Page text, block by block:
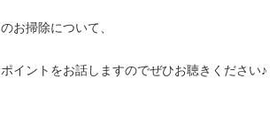
お掃除について、
イントをお話しますのでぜひお聴きください♪